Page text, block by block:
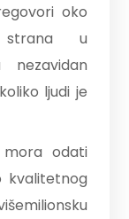
oko
strana u
ljudi je
mora odati
kvalitetnog